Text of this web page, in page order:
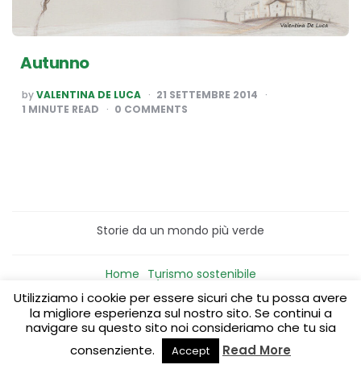
Autunno
POSTED
BY
byVALENTINA DE LUCA
21 SETTEMBRE 2014
1 MINUTE READ 0 COMMENTS
Storie da un mondo più verde
Home Turismo sostenibile
Green content per aziende Media Partner
Utilizziamo i cookie per essere sicuri che tu possa avere
la migliore esperienza sul nostro sito. Se continui a
navigare su questo sito noi consideriamo che tu sia
consenziente.
Accept Read More